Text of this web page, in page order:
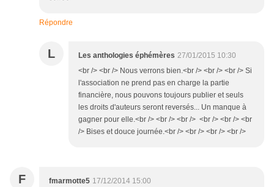
Répondre
L Les anthologies éphémères 27/01/2015 10:30
<br /> <br /> Nous verrons bien.<br /> <br /> <br /> Si
l'association ne prend pas en charge la partie
financière, nous pouvons toujours publier et seuls
les droits d'auteurs seront reversés... Un manque à
gagner pour elle.<br /> <br /> <br /> <br /> <br /> <br
/> Bises et douce journée.<br /> <br /> <br /> <br />
F fmarmotte5 17/12/2014 15:00